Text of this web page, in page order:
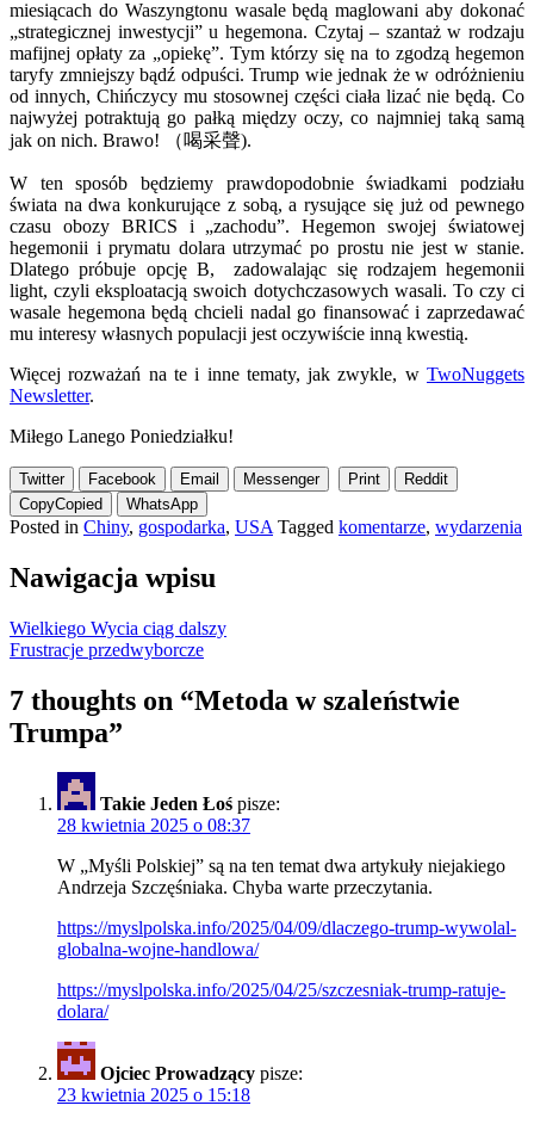
miesiącach do Waszyngtonu wasale będą maglowani aby dokonać
„strategicznej inwestycji” u hegemona. Czytaj – szantaż w rodzaju
mafijnej opłaty za „opiekę”. Tym którzy się na to zgodzą hegemon
taryfy zmniejszy bądź odpuści. Trump wie jednak że w odróżnieniu
od innych, Chińczycy mu stosownej części ciała lizać nie będą. Co
najwyżej potraktują go pałką między oczy, co najmniej taką samą
jak on nich. Brawo! （喝采聲).
W ten sposób będziemy prawdopodobnie świadkami podziału
świata na dwa konkurujące z sobą, a rysujące się już od pewnego
czasu obozy BRICS i „zachodu”. Hegemon swojej światowej
hegemonii i prymatu dolara utrzymać po prostu nie jest w stanie.
Dlatego próbuje opcję B, zadowalając się rodzajem hegemonii
light, czyli eksploatacją swoich dotychczasowych wasali. To czy ci
wasale hegemona będą chcieli nadal go finansować i zaprzedawać
mu interesy własnych populacji jest oczywiście inną kwestią.
Więcej rozważań na te i inne tematy, jak zwykle, w TwoNuggets
Newsletter.
Miłego Lanego Poniedziałku!
Twitter Facebook Email Messenger Print
Reddit
CopyCopied WhatsApp
Posted in Chiny, gospodarka, USA Tagged komentarze, wydarzenia
Nawigacja wpisu
Wielkiego Wycia ciąg dalszy
Frustracje przedwyborcze
7 thoughts on “Metoda w szaleństwie
Trumpa”
Takie Jeden Łoś pisze:
28 kwietnia 2025 o 08:37
W „Myśli Polskiej” są na ten temat dwa artykuły niejakiego
Andrzeja Szczęśniaka. Chyba warte przeczytania.
https://myslpolska.info/2025/04/09/dlaczego-trump-wywolal-
globalna-wojne-handlowa/
https://myslpolska.info/2025/04/25/szczesniak-trump-ratuje-
dolara/
Ojciec Prowadzący pisze:
23 kwietnia 2025 o 15:18